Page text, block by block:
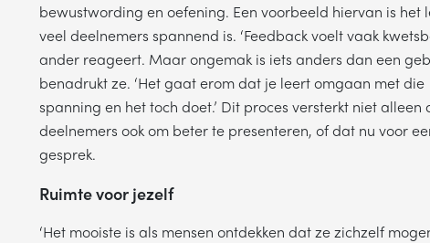
bewustwording en oefening. Een voorbeeld hiervan is
veel deelnemers spannend is. ‘Feedback voelt vaak
ander reageert. Maar ongemak is iets anders dan een
benadrukt ze. ‘Het gaat erom dat je leert omgaan met die
spanning en het toch doet.’ Dit proces versterkt niet
deelnemers ook om beter te presenteren, of dat nu voor
gesprek.
Ruimte voor jezelf
‘Het mooiste is als mensen ontdekken dat ze zichzelf
Plan een
Wil je graag gebeld worden om meer informatie te
voorkeur heeft en we bellen